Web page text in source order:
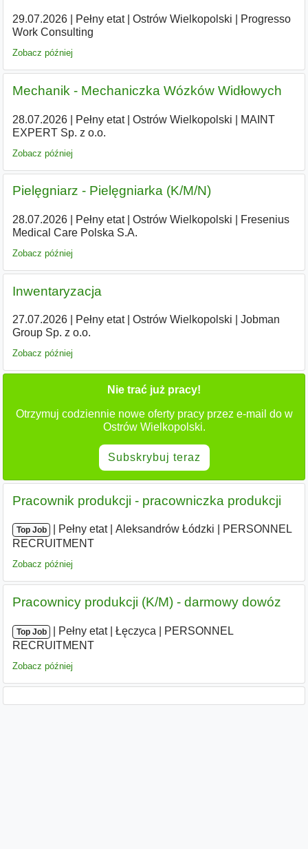
29.07.2026| Pełny etat| Ostrów Wielkopolski
Progresso
Work Consulting
Zobacz później
Mechanik - Mechaniczka Wózków Widłowych
28.07.2026| Pełny etat| Ostrów Wielkopolski
MAINT
EXPERT Sp. z o.o.
Zobacz później
Pielęgniarz - Pielęgniarka (K/M/N)
28.07.2026| Pełny etat| Ostrów Wielkopolski
Fresenius
Medical Care Polska S.A.
Zobacz później
Inwentaryzacja
27.07.2026| Pełny etat| Ostrów Wielkopolski
Jobman
Group Sp. z o.o.
Zobacz później
Nie trać już pracy!
Otrzymuj codziennie nowe oferty pracy przez e-mail do w
Ostrów Wielkopolski.
Subskrybuj teraz
Pracownik produkcji - pracowniczka produkcji
Top Job Pełny etat| Aleksandrów Łódzki
PERSONNEL
RECRUITMENT
Zobacz później
Pracownicy produkcji (K/M) - darmowy dowóz
Top Job Pełny etat| Łęczyca
PERSONNEL
RECRUITMENT
Zobacz później